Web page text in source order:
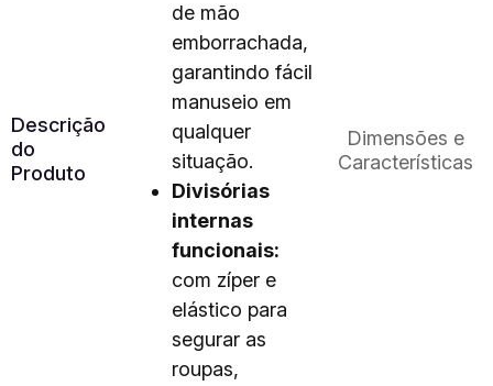
Descrição
do
Produto
de mão
emborrachada,
garantindo fácil
manuseio em
qualquer
situação.
Divisórias
internas
funcionais:
com zíper e
elástico para
segurar as
roupas,
Dimensões e
Características